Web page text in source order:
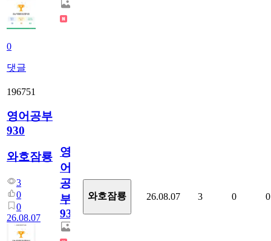
0
댓글
196751
영어공부
930
와호잠룡
3
0
0
26.08.07
영
어
공
부
930
와호잠룡 26.08.07 3 0 0